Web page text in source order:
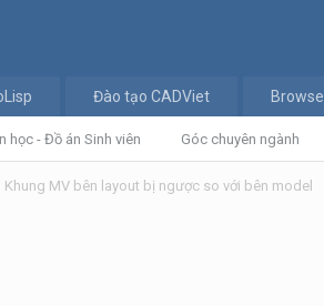
học - Đồ án Sinh viên Góc chuyên ngành
Đào tạo CADViet Browse
Khung MV bên layout bị ngược so với bên model